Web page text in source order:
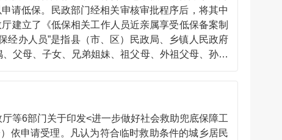
低保。民政部门经相关审核审批程序后，将其中
建立了《低保相关工作人员近亲属享受低保备案制
办人员”是指县（市、区）民政局、乡镇人民政府
父母、子女、兄弟姐妹、祖父母、外祖父母、孙子
享受低保情况作为动态管理的复核重点；“属地管
或乡镇人民政府（街道办事处）。咨询电话可从
6部门关于印发<进一步做好社会救助兜底保障工
申请受理。凡认为符合临时救助条件的城乡居民